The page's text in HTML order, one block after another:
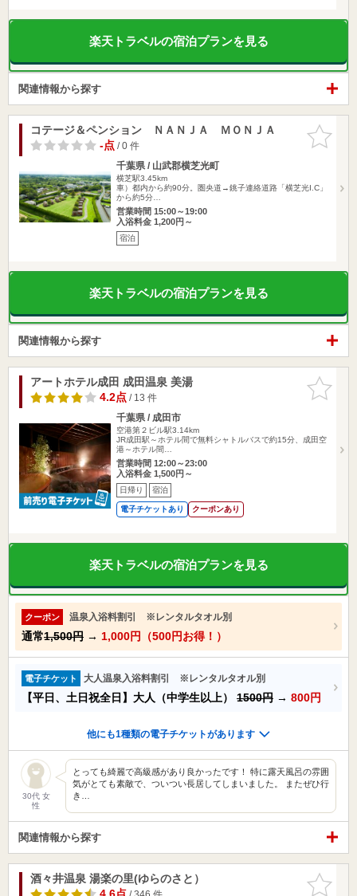
楽天トラベルの宿泊プランを見る
関連情報から探す
お気に入
りに追加
コテージ＆ペンション ＮＡＮＪＡ ＭＯＮＪＡ
-点/ 0 件
千葉県 / 山武郡横芝光町
横芝駅3.45km
車）都内から約90分。圏央道→銚子連絡道路「横芝光I.C」
から約5分…
営業時間 15:00～19:00
入浴料金 1,200円～
宿泊
楽天トラベルの宿泊プランを見る
関連情報から探す
お気に入
りに追加
アートホテル成田 成田温泉 美湯
4.2点/ 13 件
千葉県 / 成田市
空港第２ビル駅3.14km
JR成田駅～ホテル間で無料シャトルバスで約15分、成田空
港～ホテル間…
営業時間 12:00～23:00
入浴料金 1,500円～
日帰り 宿泊
電子チケットあり クーポンあり
楽天トラベルの宿泊プランを見る
クーポン 温泉入浴料割引 ※レンタルタオル別
通常1,500円 → 1,000円（500円お得！）
電子チケット 大人温泉入浴料割引 ※レンタルタオル別
【平日、土日祝全日】大人（中学生以上） 1500円 → 800円
他にも1種類の電子チケットがあります
30代 女
性
とっても綺麗で高級感があり良かったです！ 特に露天風呂の雰囲
気がとても素敵で、ついつい長居してしまいました。 またぜひ行
き…
関連情報から探す
お気に入
りに追加
酒々井温泉 湯楽の里(ゆらのさと）